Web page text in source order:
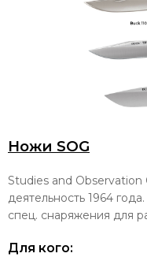
Ножи SOG
Studies and
деятельность 1964
спец. снаряжения для
Для кого: